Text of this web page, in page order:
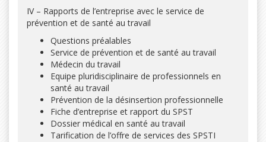
IV – Rapports de l’entreprise avec le service de
prévention et de santé au travail
Questions préalables
Service de prévention et de santé au travail
Médecin du travail
Equipe pluridisciplinaire de professionnels en
santé au travail
Prévention de la désinsertion professionnelle
Fiche d’entreprise et rapport du SPST
Dossier médical en santé au travail
Tarification de l’offre de services des SPSTI